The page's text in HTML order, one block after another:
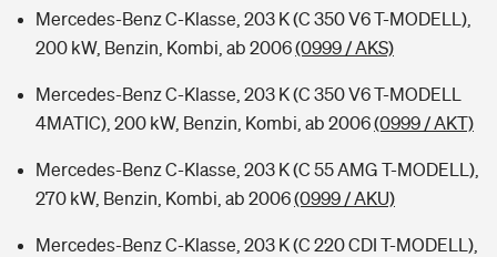
Mercedes-Benz C-Klasse, 203 K (C 350 V6 T-MODELL),
200 kW, Benzin, Kombi, ab 2006(0999 / AKS)
Mercedes-Benz C-Klasse, 203 K (C 350 V6 T-MODELL
4MATIC), 200 kW, Benzin, Kombi, ab 2006(0999 / AKT)
Mercedes-Benz C-Klasse, 203 K (C 55 AMG T-MODELL),
270 kW, Benzin, Kombi, ab 2006(0999 / AKU)
Mercedes-Benz C-Klasse, 203 K (C 220 CDI T-MODELL),